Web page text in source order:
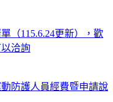
（115.6.24更新），歡
洽詢